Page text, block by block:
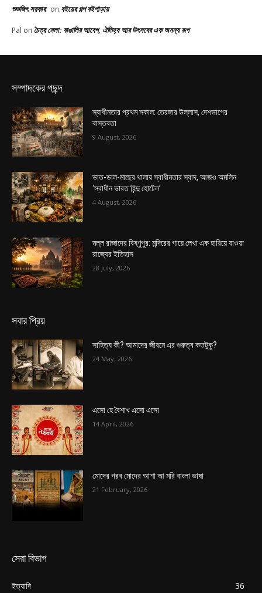
শুভজিৎ সরকার on বইয়ের গল্প বইপাড়ায়
Pal on চৈত্র মেলা: বাঙালির আবেগ, ঐতিহ্য আর উৎসবের এক অনন্য রূপ
সম্পাদকের পছন্দ
স্বাধীনতার প্রথম সকাল: তেরঙ্গার উল্লাস, দেশভাগের
বাস্তবতা
9 August, 2026
ভাত-ডাল-মাছের থালায় স্বাধীনতার স্বাদ, আজও অমলিন
‘স্বাধীন ভারত হিন্দু হোটেল’
4 August, 2026
মল্ল রাজাদের বিষ্ণুপুর: মন্দিরের গায়ে লেখা এক হারিয়ে যাওয়া
রাজ্যের ইতিহাস
28 July, 2026
সবার প্রিয়
সাহিত্য কী? আমাদের জীবনে এর গুরুত্ব কতটুকু?
24 May, 2026
এসো হে বৈশাখ এসো এসো
14 April, 2026
মোদের গরব মোদের আশা আ মরি বাংলা ভাষা
21 February, 2026
সেরা বিভাগ
ইত্যাদি
36